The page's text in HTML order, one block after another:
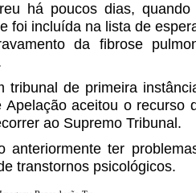
há poucos dias,
foi incluída na lista de
da fibrose
tribunal de primeira
aceitou o recurso
ao Supremo Tribunal.
anteriormente ter
transtornos psicológicos.